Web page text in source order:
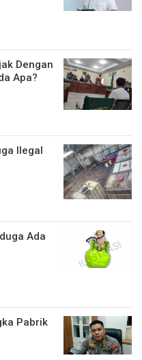
Dengan
Apa?
Ilegal
Ada
Pabrik